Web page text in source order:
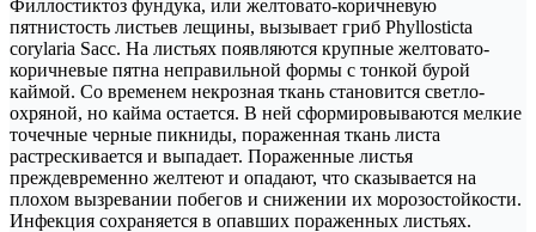
Филлостиктоз фундука, или желтовато-коричневую
пятнистость листьев лещины, вызывает гриб Phyllosticta
corylaria Sacc. На листьях появляются крупные желтовато-
коричневые пятна неправильной формы с тонкой бурой
каймой. Со временем некрозная ткань становится светло-
охряной, но кайма остается. В ней сформировываются мелкие
точечные черные пикниды, пораженная ткань листа
растрескивается и выпадает. Пораженные листья
преждевременно желтеют и опадают, что сказывается на
плохом вызревании побегов и снижении их морозостойкости.
Инфекция сохраняется в опавших пораженных листьях.